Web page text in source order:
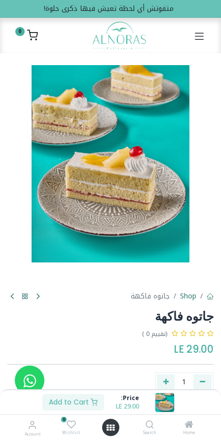
Price:
29.00
Home
Search
0
Wishlist
Account
متفوتش أي لحظة تعيش فيها ذكرى حلوة!
0
Shop جاتوه فاكهة
جاتوه فاكهة
(تقييم 0 )
29.00